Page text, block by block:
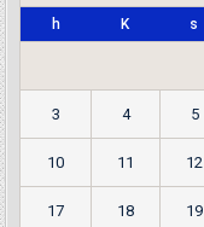
h K s
3 4 5
10 11 12
17 18 19